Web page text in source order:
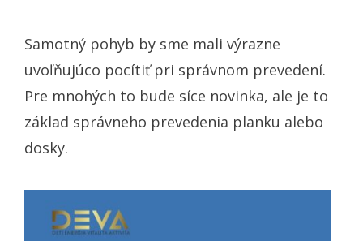
Samotný pohyb by sme mali výrazne
uvoľňujúco pocítiť pri správnom prevedení.
Pre mnohých to bude síce novinka, ale je to
základ správneho prevedenia planku alebo
dosky.